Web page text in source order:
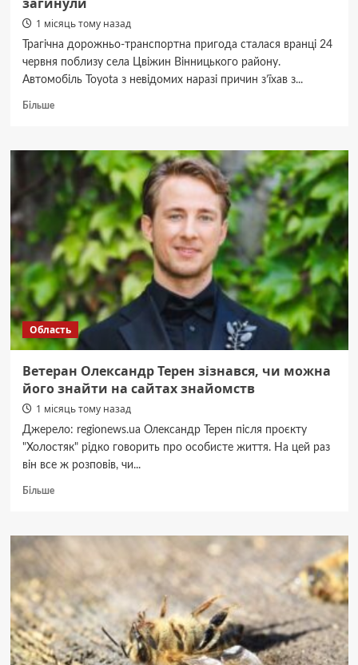
1 місяць тому назад
Трагічна дорожньо-транспортна пригода сталася вранці 24
червня поблизу села Цвіжин Вінницького району.
Автомобіль Toyota з невідомих наразі причин з’їхав з...
БільшеДокладніше
виліт
у
поле:
на
Вінниччині
перекинувся
позашляховик,
двоє
людей
загинули
Область
Ветеран Олександр Терен зізнався, чи можна
його знайти на сайтах знайомств
1 місяць тому назад
Джерело: regionews.ua Олександр Терен після проєкту
"Холостяк" рідко говорить про особисте життя. На цей раз
він все ж розповів, чи...
БільшеДокладніше
Олександр
можна
його
знайти
на
сайтах